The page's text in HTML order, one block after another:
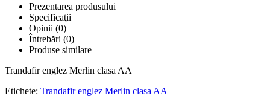
Prezentarea produsului
Specificaţii
Opinii (0)
Întrebări (0)
Produse similare
Trandafir englez Merlin clasa AA
Etichete: Trandafir englez Merlin clasa AA